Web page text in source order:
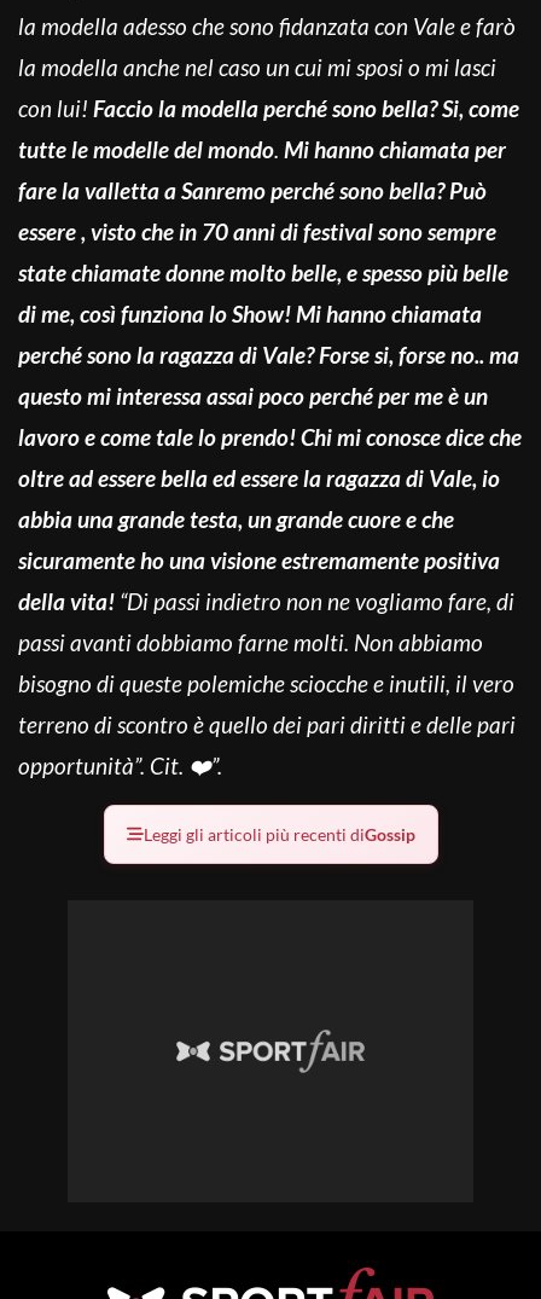
la modella adesso che sono fidanzata con Vale e farò
la modella anche nel caso un cui mi sposi o mi lasci
con lui! Faccio la modella perché sono bella? Si, come
tutte le modelle del mondo. Mi hanno chiamata per
fare la valletta a Sanremo perché sono bella? Può
essere , visto che in 70 anni di festival sono sempre
state chiamate donne molto belle, e spesso più belle
di me, così funziona lo Show! Mi hanno chiamata
perché sono la ragazza di Vale? Forse si, forse no.. ma
questo mi interessa assai poco perché per me è un
lavoro e come tale lo prendo!Chi mi conosce dice che
oltre ad essere bella ed essere la ragazza di Vale, io
abbia una grande testa, un grande cuore e che
sicuramente ho una visione estremamente positiva
della vita! “Di passi indietro non ne vogliamo fare, di
passi avanti dobbiamo farne molti. Non abbiamo
bisogno di queste polemiche sciocche e inutili, il vero
terreno di scontro è quello dei pari diritti e delle pari
opportunità”. Cit. ❤️”.
Leggi gli articoli più recenti diGossip